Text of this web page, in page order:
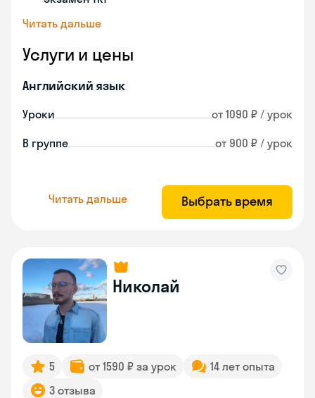
Читать дальше
Услуги и цены
Английский язык
Уроки от 1090 ₽ / урок
В группе от 900 ₽ / урок
Читать дальше Выбрать время
Николай
5 от 1590 ₽ за урок
14 лет опыта
3 отзыва